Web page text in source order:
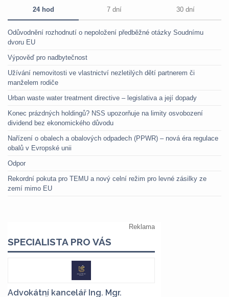
24 hod 7 dní 30 dní
Odůvodnění rozhodnutí o nepoložení předběžné otázky Soudnímu
dvoru EU
Výpověď pro nadbytečnost
Užívání nemovitosti ve vlastnictví nezletilých dětí partnerem či
manželem rodiče
Urban waste water treatment directive – legislativa a její dopady
Konec prázdných holdingů? NSS upozorňuje na limity osvobození
dividend bez ekonomického důvodu
Nařízení o obalech a obalových odpadech (PPWR) – nová éra regulace
obalů v Evropské unii
Odpor
Rekordní pokuta pro TEMU a nový celní režim pro levné zásilky ze
zemí mimo EU